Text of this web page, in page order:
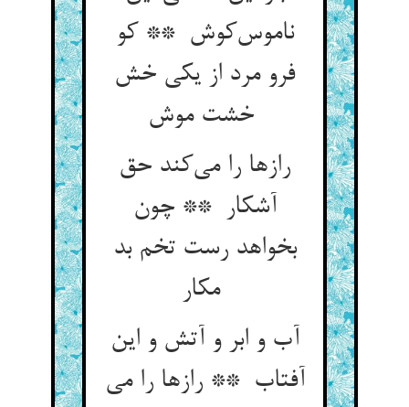
ناموس‌کوش ** کو
فرو مرد از یکی خش
رازها را می‌کند حق
آشکار ** چون
بخواهد رست تخم بد
مکار
آب و ابر و آتش و این
آفتاب ** رازها را می